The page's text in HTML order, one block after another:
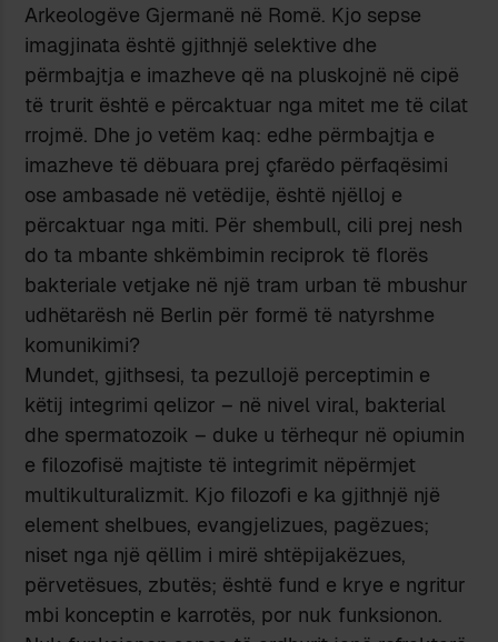
Arkeologëve Gjermanë në Romë. Kjo sepse
imagjinata është gjithnjë selektive dhe
përmbajtja e imazheve që na pluskojnë në cipë
të trurit është e përcaktuar nga mitet me të cilat
rrojmë. Dhe jo vetëm kaq: edhe përmbajtja e
imazheve të dëbuara prej çfarëdo përfaqësimi
ose ambasade në vetëdije, është njëlloj e
përcaktuar nga miti. Për shembull, cili prej nesh
do ta mbante shkëmbimin reciprok të florës
bakteriale vetjake në një tram urban të mbushur
udhëtarësh në Berlin për formë të natyrshme
komunikimi?
Mundet, gjithsesi, ta pezullojë perceptimin e
këtij integrimi qelizor – në nivel viral, bakterial
dhe spermatozoik – duke u tërhequr në opiumin
e filozofisë majtiste të integrimit nëpërmjet
multikulturalizmit. Kjo filozofi e ka gjithnjë një
element shelbues, evangjelizues, pagëzues;
niset nga një qëllim i mirë shtëpijakëzues,
përvetësues, zbutës; është fund e krye e ngritur
mbi konceptin e karrotës, por nuk funksionon.